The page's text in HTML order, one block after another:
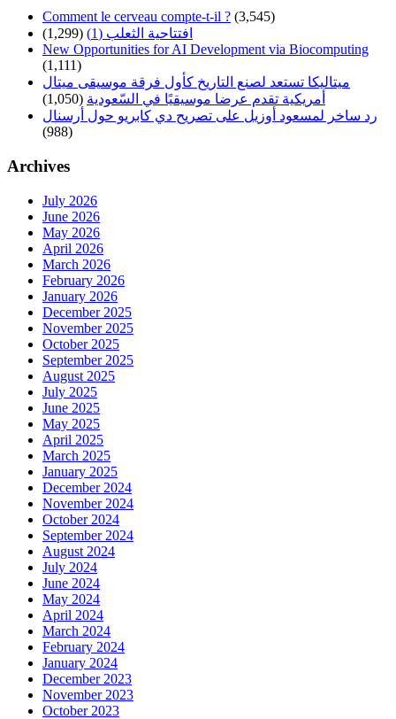
Comment le cerveau compte-t-il ? (3,545)
افتتاحية الثعلب (1)
(1,299)
New Opportunities for AI Development via Biocomputing
(1,111)
ميتاليكا تستعد لصنع التاريخ كأول فرقة موسيقى ميتال
أمريكية تقدم عرضا موسيقيًا في السّعودية (1,050)
رد ساخر لمسعود أوزيل على تصريح دي كابريو حول أرسنال
(988)
Archives
July 2026
June 2026
May 2026
April 2026
March 2026
February 2026
January 2026
December 2025
November 2025
October 2025
September 2025
August 2025
July 2025
June 2025
May 2025
April 2025
March 2025
January 2025
December 2024
November 2024
October 2024
September 2024
August 2024
July 2024
June 2024
May 2024
April 2024
March 2024
February 2024
January 2024
December 2023
November 2023
October 2023